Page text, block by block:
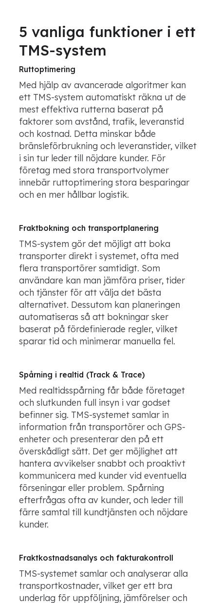
5 vanliga funktioner i ett
TMS-system
Ruttoptimering
Med hjälp av avancerade algoritmer kan
ett TMS-system automatiskt räkna ut de
mest effektiva rutterna baserat på
faktorer som avstånd, trafik, leveranstid
och kostnad. Detta minskar både
bränsleförbrukning och leveranstider, vilket
i sin tur leder till nöjdare kunder. För
företag med stora transportvolymer
innebär ruttoptimering stora besparingar
och en mer hållbar logistik.
Fraktbokning och transportplanering
TMS-system gör det möjligt att boka
transporter direkt i systemet, ofta med
flera transportörer samtidigt. Som
användare kan man jämföra priser, tider
och tjänster för att välja det bästa
alternativet. Dessutom kan planeringen
automatiseras så att bokningar sker
baserat på fördefinierade regler, vilket
sparar tid och minimerar manuella fel.
Spårning i realtid (Track & Trace)
Med realtidsspårning får både företaget
och slutkunden full insyn i var godset
befinner sig. TMS-systemet samlar in
information från transportörer och GPS-
enheter och presenterar den på ett
överskådligt sätt. Det ger möjlighet att
hantera avvikelser snabbt och proaktivt
kommunicera med kunder vid eventuella
förseningar eller problem. Spårning
efterfrågas ofta av kunder, och leder till
färre samtal till kundtjänsten och nöjdare
kunder.
Fraktkostnadsanalys och fakturakontroll
TMS-systemet samlar och analyserar alla
transportkostnader, vilket ger ett bra
underlag för uppföljning, jämförelser och